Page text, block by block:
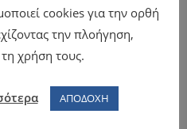
cookies για την ορθή
την πλοήγηση,
χρήση τους.
ΑΠΟΔΟΧΗ